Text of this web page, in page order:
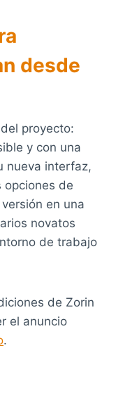
desde
proyecto:
y con una
nueva interfaz,
opciones de
en una
novatos
de trabajo
de Zorin
el anuncio
.